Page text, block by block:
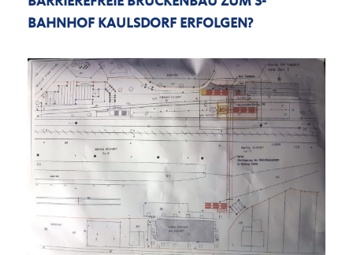
BAHNHOF KAULSDORF ERFOLGEN?